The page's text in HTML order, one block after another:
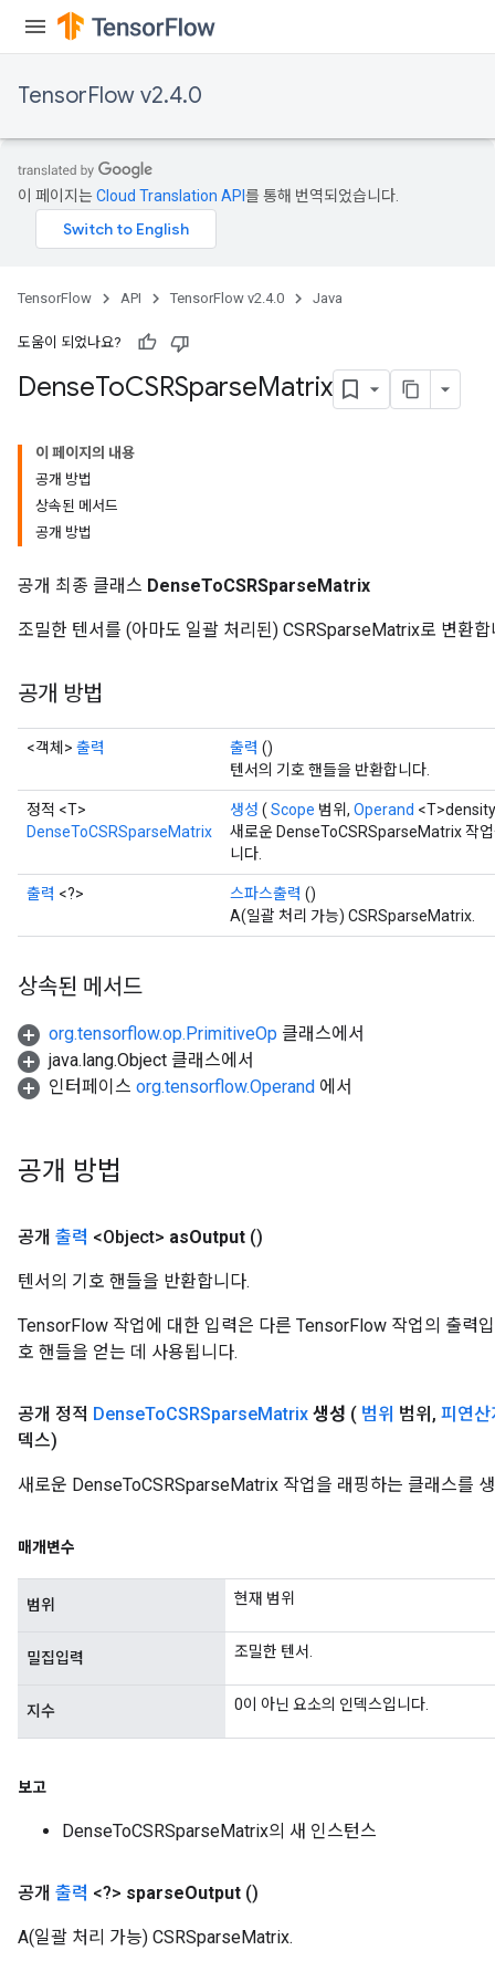
TensorFlow v2.4.0
이 페이지는Cloud Translation API 를 통해 번역되었습니다.
TensorFlow API TensorFlow v2.4.0 Java
도움이 되었나요?
DenseToCSRSparseMatrix
이 페이지의 내용
공개 방법
상속된 메서드
공개 방법
공개 최종 클래스 DenseToCSRSparseMatrix
조밀한 텐서를 (아마도 일괄 처리된) CSRSparseMatrix로 변환합
공개 방법
<객체> 출력 출력 ()
텐서의 기호 핸들을 반환합니다.
정적 <T>
DenseToCSRSparseMatrix
생성 ( Scope 범위, Operand
새로운 DenseToCSRSparseMatrix 작
니다.
출력 <?> 스파스출력 ()
A(일괄 처리 가능) CSRSparseMatrix.
상속된 메서드
org.tensorflow.op.PrimitiveOp 클래스에서
java.lang.Object 클래스에서
인터페이스 org.tensorflow.Operand 에서
공개 방법
공개 출력 <Object> asOutput ()
텐서의 기호 핸들을 반환합니다.
TensorFlow 작업에 대한 입력은 다른 TensorFlow 작업의 출력
호 핸들을 얻는 데 사용됩니다.
공개 정적 DenseToCSRSparseMatrix 생성 ( 범위 범위 , 피연산
덱스)
새로운 DenseToCSRSparseMatrix 작업을 래핑하는 클래스를
매개변수
범위 현재 범위
밀집입력 조밀한 텐서.
지수 0이 아닌 요소의 인덱스입니다.
보고
DenseToCSRSparseMatrix의 새 인스턴스
공개 출력 <?> sparseOutput ()
A(일괄 처리 가능) CSRSparseMatrix.